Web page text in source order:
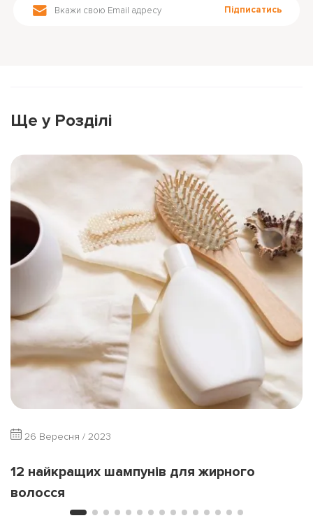
Підписатись
Ще у Розділі
26 Вересня / 2023
12 найкращих шампунів для жирного
волосся